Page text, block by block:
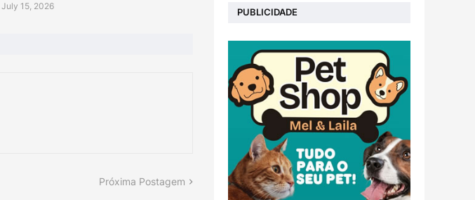
July 15, 2026
Próxima Postagem
PUBLICIDADE